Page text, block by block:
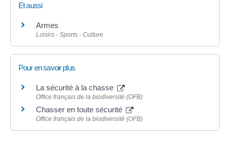
Et aussi
Armes
Loisirs - Sports - Culture
Pour en savoir plus
La sécurité à la chasse
Office français de la biodiversité (OFB)
Chasser en toute sécurité
Office français de la biodiversité (OFB)